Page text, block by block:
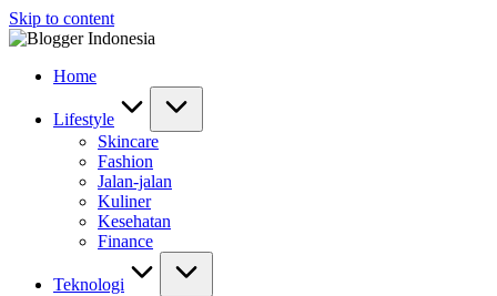
Skip to content
Home
Lifestyle
Skincare
Fashion
Jalan-jalan
Kuliner
Kesehatan
Finance
Teknologi